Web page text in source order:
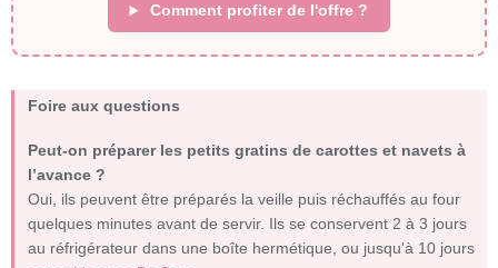
Comment profiter de l'offre ?
Foire aux questions
Peut-on préparer les petits gratins de carottes et navets à
l’avance ?
Oui, ils peuvent être préparés la veille puis réchauffés au four
quelques minutes avant de servir. Ils se conservent 2 à 3 jours
au réfrigérateur dans une boîte hermétique, ou jusqu'à 10 jours